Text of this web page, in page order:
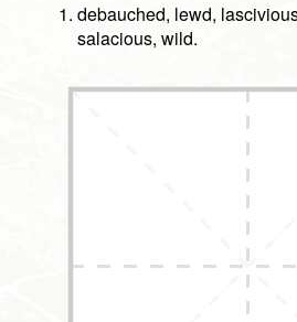
debauched, lewd,
salacious, wild.